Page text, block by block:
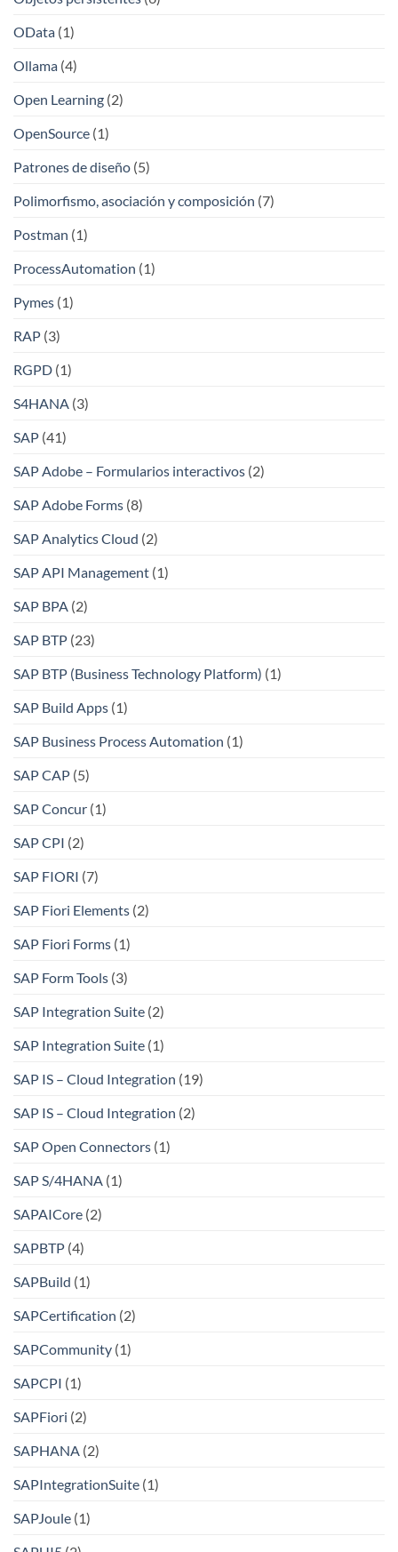
OData (1)
Ollama (4)
Open Learning (2)
OpenSource (1)
Patrones de diseño (5)
Polimorfismo, asociación y composición (7)
Postman (1)
ProcessAutomation (1)
Pymes (1)
RAP (3)
RGPD (1)
S4HANA (3)
SAP (41)
SAP Adobe – Formularios interactivos (2)
SAP Adobe Forms (8)
SAP Analytics Cloud (2)
SAP API Management (1)
SAP BPA (2)
SAP BTP (23)
SAP BTP (Business Technology Platform) (1)
SAP Build Apps (1)
SAP Business Process Automation (1)
SAP CAP (5)
SAP Concur (1)
SAP CPI (2)
SAP FIORI (7)
SAP Fiori Elements (2)
SAP Fiori Forms (1)
SAP Form Tools (3)
SAP Integration Suite (2)
SAP Integration Suite (1)
SAP IS – Cloud Integration (19)
SAP IS – Cloud Integration (2)
SAP Open Connectors (1)
SAP S/4HANA (1)
SAPAICore (2)
SAPBTP (4)
SAPBuild (1)
SAPCertification (2)
SAPCommunity (1)
SAPCPI (1)
SAPFiori (2)
SAPHANA (2)
SAPIntegrationSuite (1)
SAPJoule (1)